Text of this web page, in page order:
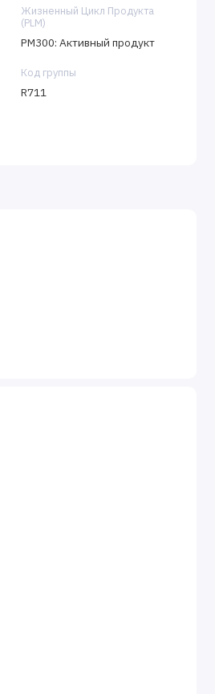
Жизненный Цикл Продукта
(PLM)
PM300: Активный продукт
Код группы
R711